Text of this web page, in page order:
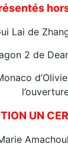
Lai de
2 de
UN